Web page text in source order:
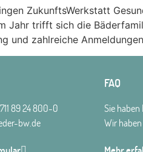
ZukunftsWerkstatt
Jahr trifft sich die
und zahlreiche
89 24 800-0
bw.de
FAQ
Sie haben
Wir